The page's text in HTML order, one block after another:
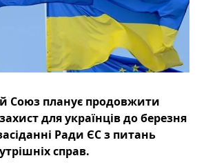
Союз планує продовжити
для українців до березня
Ради ЄС з питань
справ.